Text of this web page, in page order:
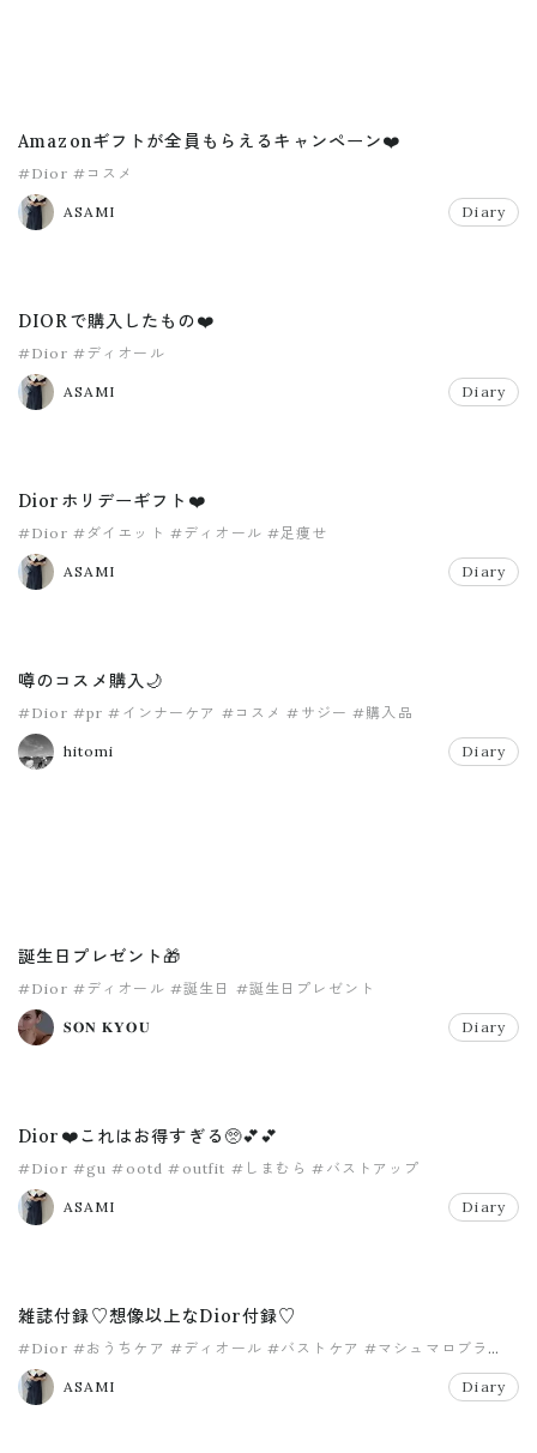
Amazonギフトが全員もらえるキャンペーン❤️
#Dior #コスメ
ASAMI Diary
DIORで購入したもの❤️
#Dior #ディオール
ASAMI Diary
Diorホリデーギフト❤️
#Dior #ダイエット #ディオール #足痩せ
ASAMI Diary
噂のコスメ購入🌙
#Dior #pr #インナーケア #コスメ #サジー #購入品
hitomi Diary
誕生日プレゼント🎁
#Dior #ディオール #誕生日 #誕生日プレゼント
𝐒𝐎𝐍 𝐊𝐘𝐎𝐔 Diary
Dior❤️これはお得すぎる🥺💕💕
#Dior #gu #ootd #outfit #しまむら #バストアップ
ASAMI Diary
雑誌付録♡想像以上なDior付録♡
#Dior #おうちケア #ディオール #バストケア #マシュマロブラ
#雑誌付録
ASAMI
Diary